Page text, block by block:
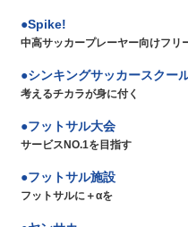
Spike!
中高サッカープレーヤー向けフリ
シンキングサッカースクー
考えるチカラが身に付く
フットサル大会
サービスNO.1を目指す
フットサル施設
フットサルに＋αを